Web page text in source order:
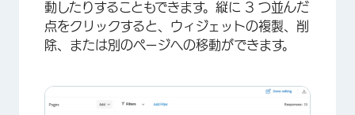
動したりすることもできます。縦に 3 つ並んだ
点をクリックすると、ウィジェットの複製、削
除、または別のページへの移動ができます。